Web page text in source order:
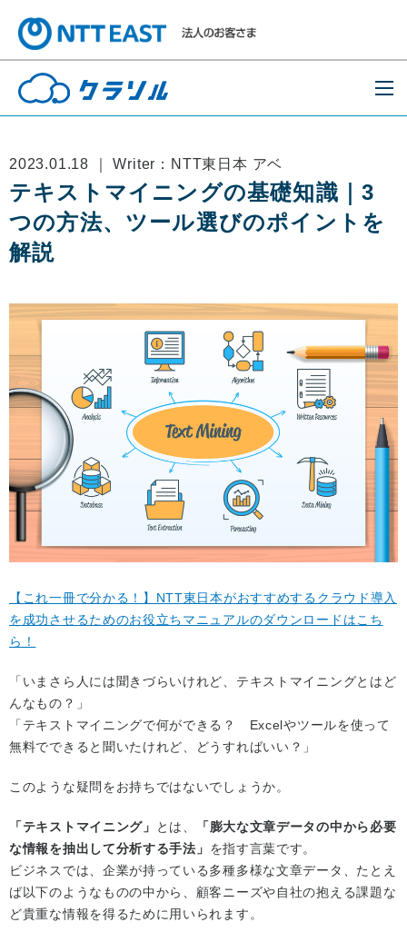
2023.01.18 ｜ Writer：NTT東日本 アベ
テキストマイニングの基礎知識｜3
つの方法、ツール選びのポイントを
解説
【これ一冊で分かる！】NTT東日本がおすすめするクラウド導入
を成功させるためのお役立ちマニュアルのダウンロードはこち
ら！
「いまさら人には聞きづらいけれど、テキストマイニングとはど
んなもの？」
「テキストマイニングで何ができる？ Excelやツールを使って
無料でできると聞いたけれど、どうすればいい？」
このような疑問をお持ちではないでしょうか。
「テキストマイニング」 とは、
「膨大な文章データの中から必要
な情報を抽出して分析する手法」 を指す言葉です。
ビジネスでは、企業が持っている多種多様な文章データ、たとえ
ば以下のようなものの中から、顧客ニーズや自社の抱える課題な
ど貴重な情報を得るために用いられます。